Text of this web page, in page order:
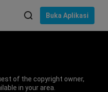
Buka Aplikasi
of the copyright owner,
in your area.